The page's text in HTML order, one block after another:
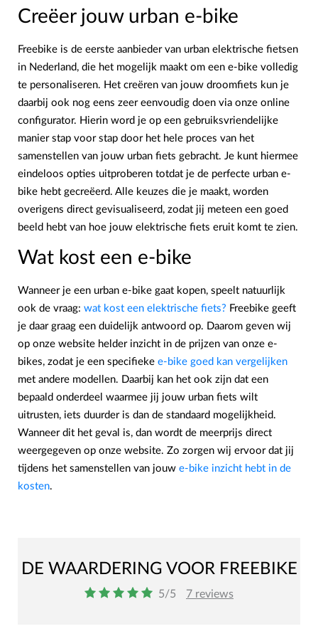
Creëer jouw urban e-bike
Freebike is de eerste aanbieder van urban elektrische fietsen
in Nederland, die het mogelijk maakt om een e-bike volledig
te personaliseren. Het creëren van jouw droomfiets kun je
daarbij ook nog eens zeer eenvoudig doen via onze online
configurator. Hierin word je op een gebruiksvriendelijke
manier stap voor stap door het hele proces van het
samenstellen van jouw urban fiets gebracht. Je kunt hiermee
eindeloos opties uitproberen totdat je de perfecte urban e-
bike hebt gecreëerd. Alle keuzes die je maakt, worden
overigens direct gevisualiseerd, zodat jij meteen een goed
beeld hebt van hoe jouw elektrische fiets eruit komt te zien.
Wat kost een e-bike
Wanneer je een urban e-bike gaat kopen, speelt natuurlijk
ook de vraag: wat kost een elektrische fiets? Freebike geeft
je daar graag een duidelijk antwoord op. Daarom geven wij
op onze website helder inzicht in de prijzen van onze e-
bikes, zodat je een specifieke e-bike goed kan vergelijken
met andere modellen. Daarbij kan het ook zijn dat een
bepaald onderdeel waarmee jij jouw urban fiets wilt
uitrusten, iets duurder is dan de standaard mogelijkheid.
Wanneer dit het geval is, dan wordt de meerprijs direct
weergegeven op onze website. Zo zorgen wij ervoor dat jij
tijdens het samenstellen van jouw e-bike inzicht hebt in de
kosten.
DE WAARDERING VOOR FREEBIKE
o o o o o 5/5 7 reviews